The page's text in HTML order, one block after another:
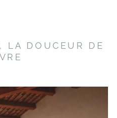
LA DOUCEUR DE